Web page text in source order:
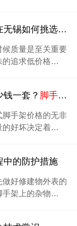
锡如何挑选移动
质量是至关重要
的追求低价格…
一套？ 脚手架
手架价格的无非
的好坏决定着…
中的防护措施
好修建物外表的
手架上的杂物…